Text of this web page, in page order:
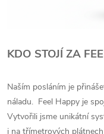
KDO STOJÍ ZA
Naším posláním je
náladu. Feel Happy je
Vytvořili jsme unikátní
i na třímetrových